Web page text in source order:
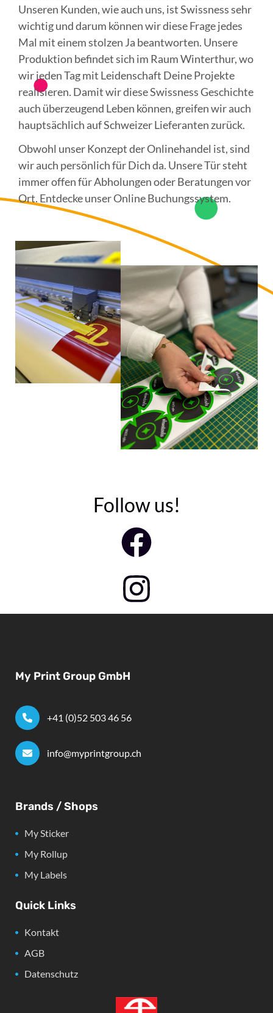
Unseren Kunden, wie auch uns, ist Swissness sehr
wichtig und darum können wir diese Frage jedes
Mal mit einem stolzen Ja beantworten. Unsere
Produktion befindet sich im Raum Winterthur, wo
wir jeden Tag mit Leidenschaft Deine Projekte
realisieren. Damit wir diese Swissness Geschichte
auch überzeugend Leben können, greifen wir auch
hauptsächlich auf Schweizer Lieferanten zurück.
Obwohl unser Konzept der Onlinehandel ist, sind
wir auch persönlich für Dich da. Unsere Tür steht
immer offen für Abholungen oder Beratungen vor
Ort. Entdecke unser Online Buchungssystem.
Follow us!
My Print Group GmbH
+41 (0)52 503 46 56
info@myprintgroup.ch
Brands / Shops
My Sticker
My Rollup
My Labels
Quick Links
Kontakt
AGB
Datenschutz